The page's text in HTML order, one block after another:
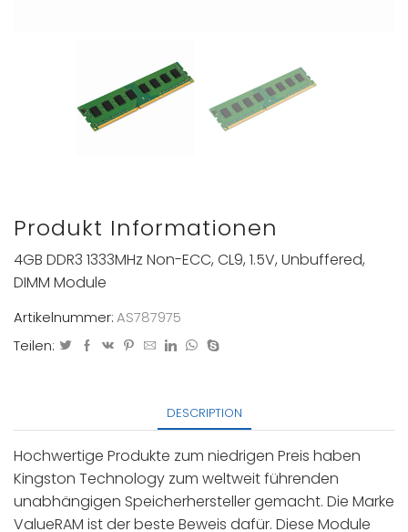
Produkt Informationen
4GB DDR3 1333MHz Non-ECC, CL9, 1.5V, Unbuffered,
DIMM Module
Artikelnummer:AS787975
Teilen:
DESCRIPTION
Hochwertige Produkte zum niedrigen Preis haben
Kingston Technology zum weltweit führenden
unabhängigen Speicherhersteller gemacht. Die Marke
ValueRAM ist der beste Beweis dafür. Diese Module